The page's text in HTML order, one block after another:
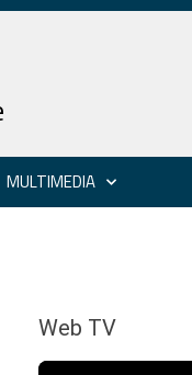
MULTIMEDIA
Web TV